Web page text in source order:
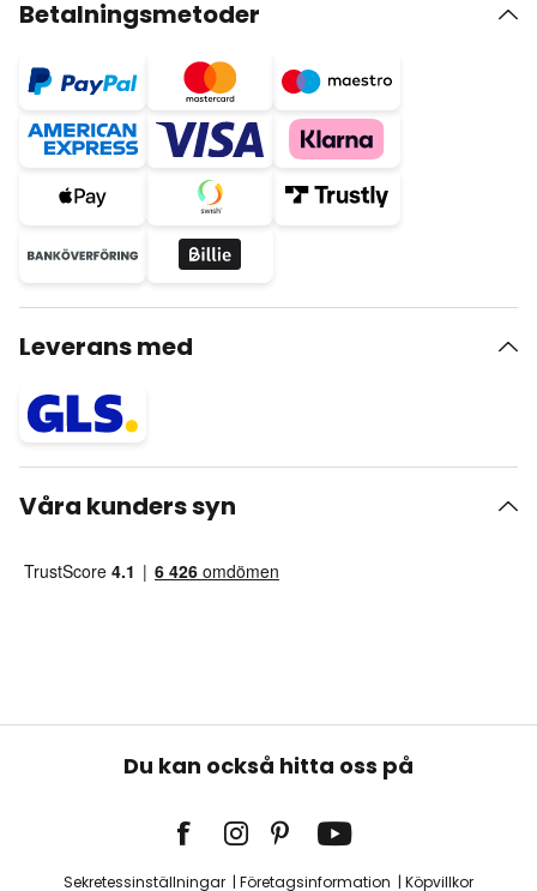
Betalningsmetoder
Leverans med
Våra kunders syn
Du kan också hitta oss på
Sekretessinställningar Företagsinformation Köpvillkor